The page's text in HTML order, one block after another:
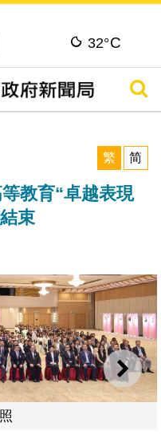
32°C
搜尋
繁
简
教育“卓越表現
束
下一